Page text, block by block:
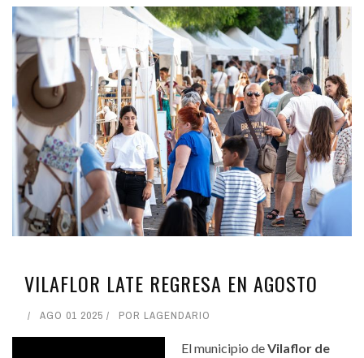
VILAFLOR LATE REGRESA EN AGOSTO
AGO 01 2025 POR LAGENDARIO
El municipio deVilaflor de